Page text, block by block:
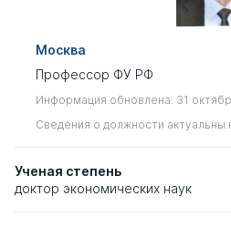
Москва
Профессор ФУ РФ
Информация обновлена: 31
Сведения о должности актуальны
Ученая степень
доктор экономических наук